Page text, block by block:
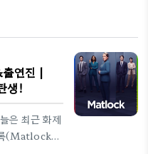
, 도덕적 딜
과 달리 과
실상을 날
터 “소름 돋는
폐쇄된 마을
세대 간 충돌
아직 시청하
팅으로 흥미
, 숨겨진 비
》은
출연진 |
생!
은 최근 화제
록(Matlock)